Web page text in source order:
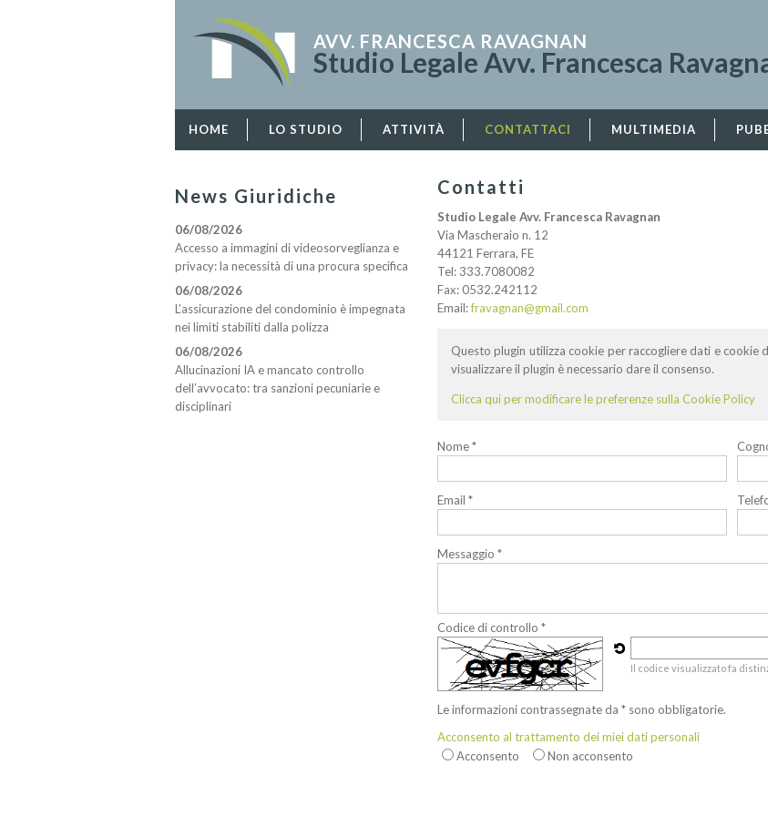
AVV. FRANCESCA RAVAGNAN
Studio Legale Avv. Francesca
HOME LO STUDIO ATTIVITÀ CONTATTACI MULTIMEDIA
Contatti
Studio Legale Avv. Francesca Ravagnan
Via Mascheraio n. 12
44121 Ferrara, FE
Tel: 333.7080082
Fax: 0532.242112
Email:fravagnan@gmail.com
Questo plugin utilizza cookie per raccogliere dati e
visualizzare il plugin è necessario dare il consenso.
Clicca qui per modificare le preferenze sulla Cookie Policy
Nome *
Email *
Messaggio *
Codice di controllo *
Il codice visualizzato fa
Le informazioni contrassegnate da * sono obbligatorie.
Acconsento al trattamento dei miei dati personali
Acconsento
Non acconsento
News Giuridiche
06/08/2026
Accesso a immagini di videosorveglianza e
privacy: la necessità di una procura specifica
06/08/2026
L’assicurazione del condominio è impegnata
nei limiti stabiliti dalla polizza
06/08/2026
Allucinazioni IA e mancato controllo
dell’avvocato: tra sanzioni pecuniarie e
disciplinari